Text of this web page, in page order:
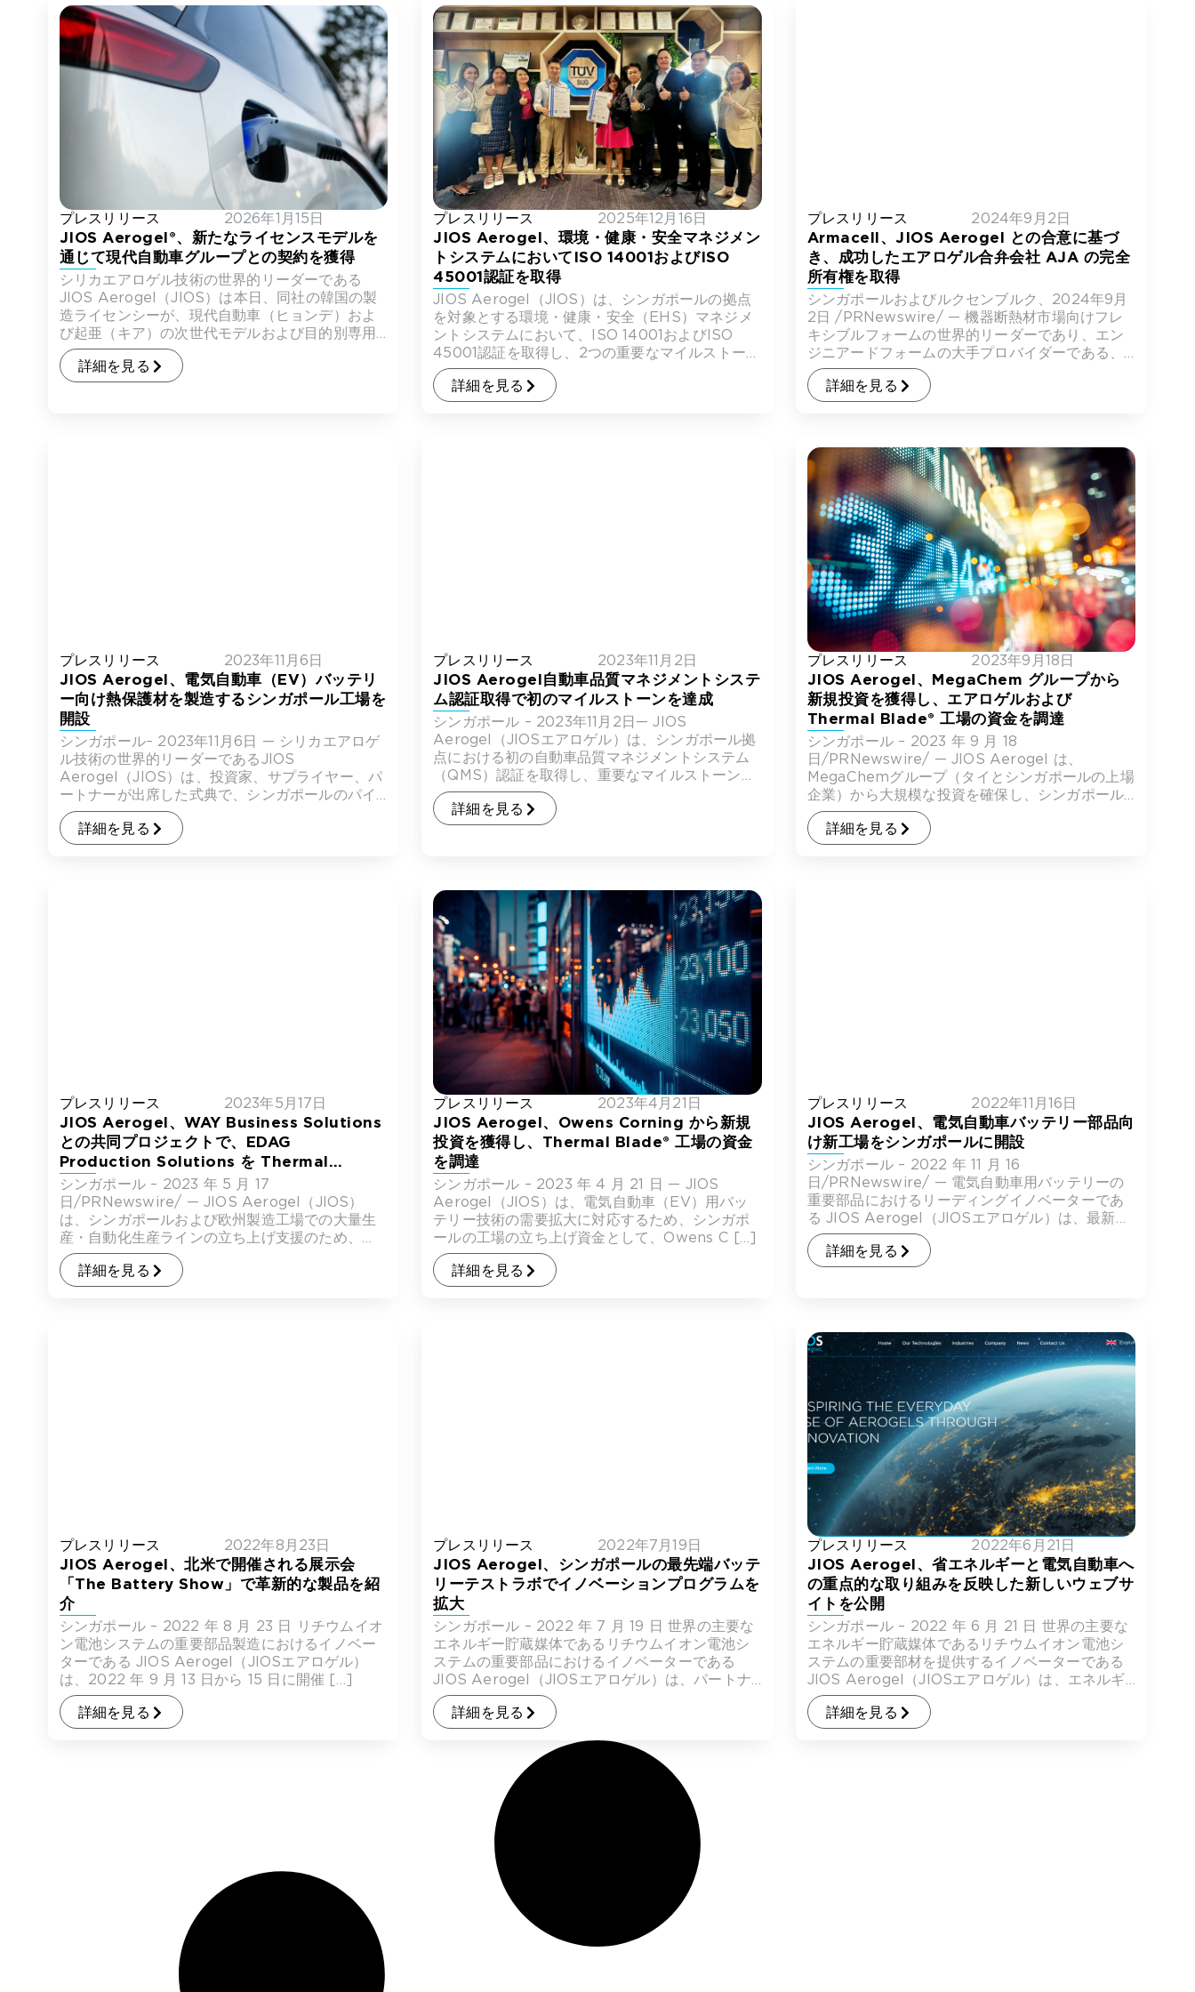
プレスリリース 2026年1月15日
JIOS Aerogel®、新たなライセンスモデルを
通じて現代自動車グループとの契約を獲得
シリカエアロゲル技術の世界的リーダーである
JIOS Aerogel（JIOS）は本日、同社の韓国の製
造ライセンシーが、現代自動車（ヒョンデ）およ
び起亜（キア）の次世代モデルおよび目的別専用
車（PBV）向けに、熱暴走防止材 […]
詳細を見る
プレスリリース 2025年12月16日
JIOS Aerogel、環境・健康・安全マネジメン
トシステムにおいてISO 14001およびISO
45001認証を取得
JIOS Aerogel（JIOS）は、シンガポールの拠点
を対象とする環境・健康・安全（EHS）マネジメ
ントシステムにおいて、ISO 14001およびISO
45001認証を取得し、2つの重要なマイルストーン
を達成しまし […]
詳細を見る
プレスリリース 2024年9月2日
Armacell、JIOS Aerogel との合意に基づ
き、成功したエアロゲル合弁会社 AJA の完全
所有権を取得
シンガポールおよびルクセンブルク、2024年9月
2日 /PRNewswire/ — 機器断熱材市場向けフレ
キシブルフォームの世界的リーダーであり、エン
ジニアードフォームの大手プロバイダーである、
Armacel […]
詳細を見る
プレスリリース 2023年11月6日
JIOS Aerogel、電気自動車（EV）バッテリ
ー向け熱保護材を製造するシンガポール工場を
開設
シンガポール– 2023年11月6日 — シリカエアロゲ
ル技術の世界的リーダーであるJIOS
Aerogel（JIOS）は、投資家、サプライヤー、パ
ートナーが出席した式典で、シンガポールのパイ
オニア地区にある […]
詳細を見る
プレスリリース 2023年11月2日
JIOS Aerogel自動車品質マネジメントシステ
ム認証取得で初のマイルストーンを達成
シンガポール – 2023年11月2日— JIOS
Aerogel（JIOSエアロゲル）は、シンガポール拠
点における初の自動車品質マネジメントシステム
（QMS）認証を取得し、重要なマイルストーンを
達成しました […]
詳細を見る
プレスリリース 2023年9月18日
JIOS Aerogel、MegaChem グループから
新規投資を獲得し、エアロゲルおよび
Thermal Blade® 工場の資金を調達
シンガポール – 2023 年 9 月 18
日/PRNewswire/ — JIOS Aerogel は、
MegaChemグループ（タイとシンガポールの上場
企業）から大規模な投資を確保し、シンガポール
での工 […]
詳細を見る
プレスリリース 2023年5月17日
JIOS Aerogel、WAY Business Solutions
との共同プロジェクトで、EDAG
Production Solutions を Thermal
Blade® の大量生産工場の設計パートナーに任
命
シンガポール – 2023 年 5 月 17
日/PRNewswire/ — JIOS Aerogel（JIOS）
は、シンガポールおよび欧州製造工場での大量生
産・自動化生産ラインの立ち上げ支援のため、
EDAG […]
詳細を見る
プレスリリース 2023年4月21日
JIOS Aerogel、Owens Corning から新規
投資を獲得し、Thermal Blade® 工場の資金
を調達
シンガポール – 2023 年 4 月 21 日 — JIOS
Aerogel（JIOS）は、電気自動車（EV）用バッ
テリー技術の需要拡大に対応するため、シンガポ
ールの工場の立ち上げ資金として、Owens C […]
詳細を見る
プレスリリース 2022年11月16日
JIOS Aerogel、電気自動車バッテリー部品向
け新工場をシンガポールに開設
シンガポール – 2022 年 11 月 16
日/PRNewswire/ — 電気自動車用バッテリーの
重要部品におけるリーディングイノベーターであ
る JIOS Aerogel（JIOSエアロゲル）は、最新鋭
[…]
詳細を見る
プレスリリース 2022年8月23日
JIOS Aerogel、北米で開催される展示会
「The Battery Show」で革新的な製品を紹
介
シンガポール – 2022 年 8 月 23 日 リチウムイオ
ン電池システムの重要部品製造におけるイノベー
ターである JIOS Aerogel（JIOSエアロゲル）
は、2022 年 9 月 13 日から 15 日に開催 […]
詳細を見る
プレスリリース 2022年7月19日
JIOS Aerogel、シンガポールの最先端バッテ
リーテストラボでイノベーションプログラムを
拡大
シンガポール – 2022 年 7 月 19 日 世界の主要な
エネルギー貯蔵媒体であるリチウムイオン電池シ
ステムの重要部品におけるイノベーターである
JIOS Aerogel（JIOSエアロゲル）は、パートナ
ーであるシン […]
詳細を見る
プレスリリース 2022年6月21日
JIOS Aerogel、省エネルギーと電気自動車へ
の重点的な取り組みを反映した新しいウェブサ
イトを公開
シンガポール – 2022 年 6 月 21 日 世界の主要な
エネルギー貯蔵媒体であるリチウムイオン電池シ
ステムの重要部材を提供するイノベーターである
JIOS Aerogel（JIOSエアロゲル）は、エネルギ
ー業界が直 […]
詳細を見る